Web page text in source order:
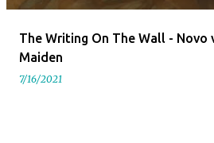
The Writing On The Wall - Novo
Maiden
7/16/2021